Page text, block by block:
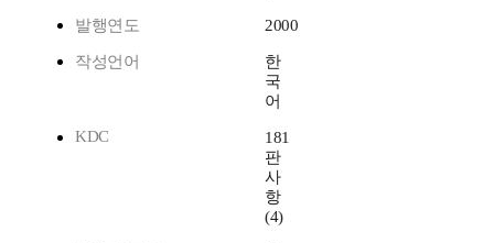
발행연도 2000
작성언어
한
국
어
KDC
181
판
사
항
(4)